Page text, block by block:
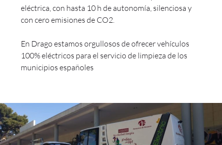
eléctrica, con hasta 10 h de autonomía, silenciosa y
con cero emisiones de CO2.
En Drago estamos orgullosos de ofrecer vehículos
100% eléctricos para el servicio de limpieza de los
municipios españoles